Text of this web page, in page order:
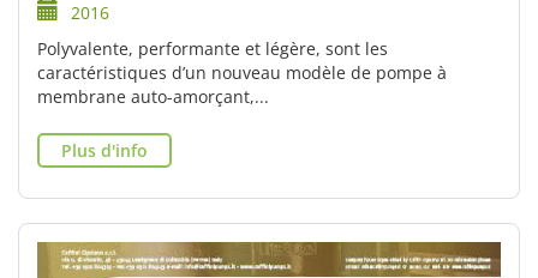
2016
Polyvalente, performante et légère, sont les
caractéristiques d’un nouveau modèle de pompe à
membrane auto-amorçant,...
Plus d'info